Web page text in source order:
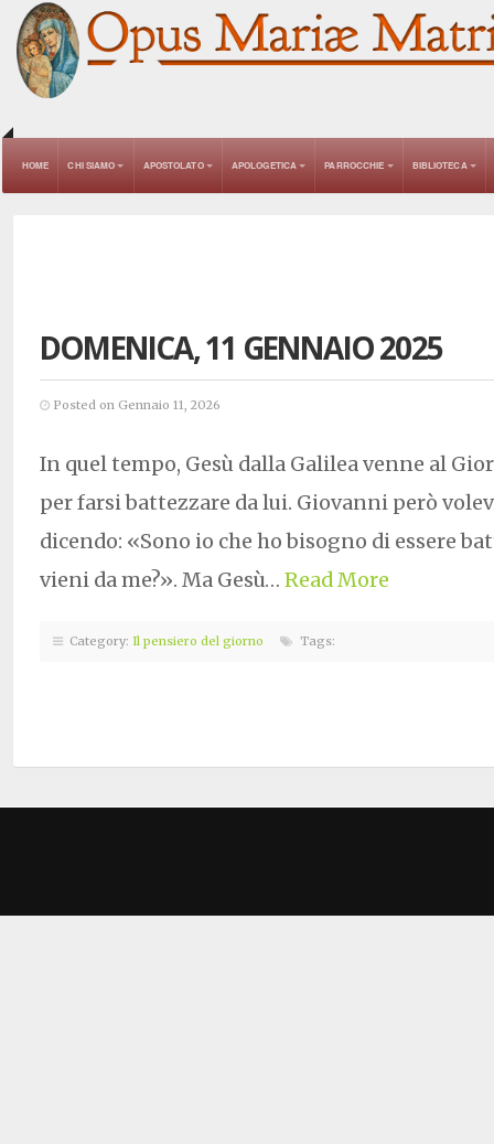
HOME CHI SIAMO APOSTOLATO APOLOGETICA PARROCCHIE BIBLIOTECA
DOMENICA, 11 GENNAIO 2025
Posted on Gennaio 11, 2026
In quel tempo, Gesù dalla Galilea venne al
per farsi battezzare da lui. Giovanni però
dicendo: «Sono io che ho bisogno di essere
vieni da me?». Ma Gesù… Read More
Category: Il pensiero del giorno Tags: